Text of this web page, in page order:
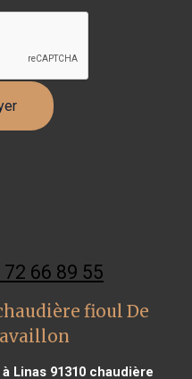
66 89 55
fioul De
Linas 91310 chaudière